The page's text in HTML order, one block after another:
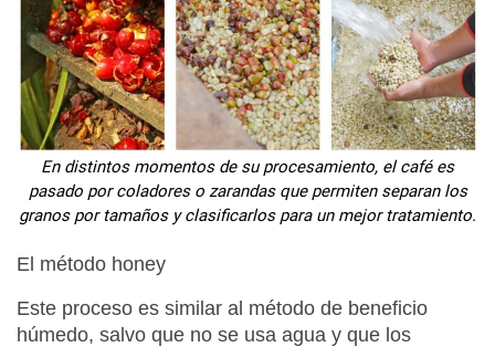
En distintos momentos de su procesamiento, el café es
pasado por coladores o zarandas que permiten separan los
granos por tamaños y clasificarlos para un mejor tratamiento.
El método honey
Este proceso es similar al método de beneficio
húmedo, salvo que no se usa agua y que los